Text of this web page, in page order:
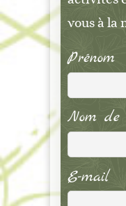
vous à la
Prénom
Nom
E-mail